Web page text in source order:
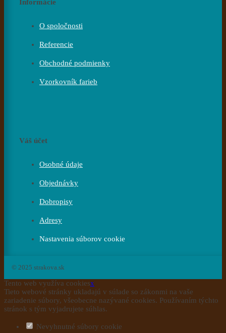
Informácie
O spoločnosti
Referencie
Obchodné podmienky
Vzorkovník farieb
Váš účet
Osobné údaje
Objednávky
Dobropisy
Adresy
Nastavenia súborov cookie
© 2025 strakova.sk
Tento web využíva cookiesx
Tieto webové stránky ukladajú v súlade so zákonmi na vaše
zariadenie súbory, všeobecne nazývané cookies. Používaním týchto
stránok s tým vyjadrujete súhlas.
Nevyhnutné súbory cookie